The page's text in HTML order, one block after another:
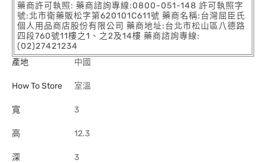
藥商許可執照: 藥商諮詢專線:0800-051-148 許可執照字
號:北市衛藥販松字第620101C611號 藥商名稱:台灣屈臣氏
個人用品商店股份有限公司 藥商地址:台北市松山區八德路
四段760號11樓之1、之2及14樓 藥商諮詢專線:
(02)27421234
產地
中國
How To Store 室溫
寬 3
高 12.3
深 3